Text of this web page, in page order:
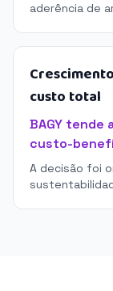
aderência de
custo total
BAGY tende
custo-
A decisão foi